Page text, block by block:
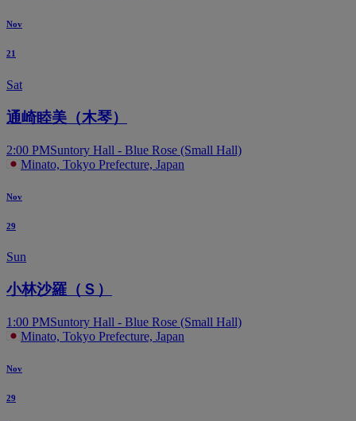
Nov
21
Sat
通崎睦美（木琴）
2:00 PMSuntory Hall - Blue Rose (Small Hall)
Minato, Tokyo Prefecture, Japan
Nov
29
Sun
小林沙羅（Ｓ）
1:00 PMSuntory Hall - Blue Rose (Small Hall)
Minato, Tokyo Prefecture, Japan
Nov
29